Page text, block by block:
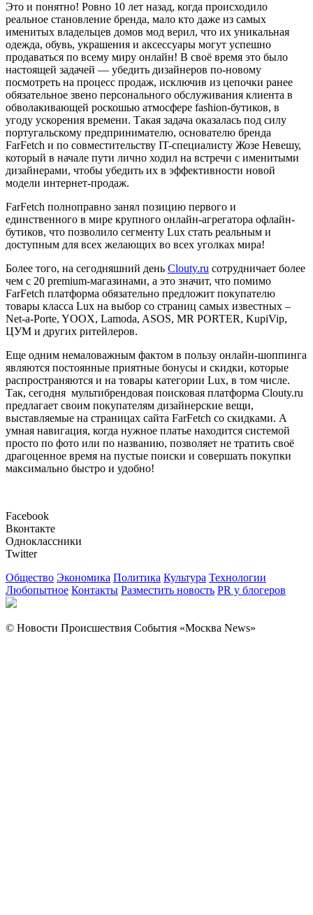
Это и понятно! Ровно 10 лет назад, когда происходило
реальное становление бренда, мало кто даже из самых
именитых владельцев домов мод верил, что их уникальная
одежда, обувь, украшения и аксессуары могут успешно
продаваться по всему миру онлайн! В своё время это было
настоящей задачей — убедить дизайнеров по-новому
посмотреть на процесс продаж, исключив из цепочки ранее
обязательное звено персонального обслуживания клиента в
обволакивающей роскошью атмосфере fashion-бутиков, в
угоду ускорения времени. Такая задача оказалась под силу
португальскому предпринимателю, основателю бренда
FarFetch и по совместительству IT-специалисту Жозе Невешу,
который в начале пути лично ходил на встречи с именитыми
дизайнерами, чтобы убедить их в эффективности новой
модели интернет-продаж.
FarFetch полноправно занял позицию первого и
единственного в мире крупного онлайн-агрегатора офлайн-
бутиков, что позволило сегменту Lux стать реальным и
доступным для всех желающих во всех уголках мира!
Более того, на сегодняшний день Clouty.ru сотрудничает более
чем с 20 premium-магазинами, а это значит, что помимо
FarFetch платформа обязательно предложит покупателю
товары класса Lux на выбор со страниц самых известных –
Net-a-Porte, YOOX, Lamoda, ASOS, MR PORTER, KupiVip,
ЦУМ и других ритейлеров.
Еще одним немаловажным фактом в пользу онлайн-шоппинга
являются постоянные приятные бонусы и скидки, которые
распространяются и на товары категории Lux, в том числе.
Так, сегодня мультибрендовая поисковая платформа Clouty.ru
предлагает своим покупателям дизайнерские вещи,
выставляемые на страницах сайта FarFetch со скидками. А
умная навигация, когда нужное платье находится системой
просто по фото или по названию, позволяет не тратить своё
драгоценное время на пустые поиски и совершать покупки
максимально быстро и удобно!
Facebook
Вконтакте
Одноклассники
Twitter
Общество Экономика Политика Культура Технологии
Любопытное Контакты Разместить новость PR у блогеров
© Новости Происшествия События «Москва News»